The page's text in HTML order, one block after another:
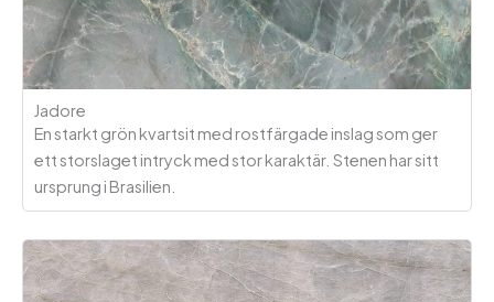
Jadore
En starkt grön kvartsit med rostfärgade inslag som ger
ett storslaget intryck med stor karaktär. Stenen har sitt
ursprung i Brasilien.